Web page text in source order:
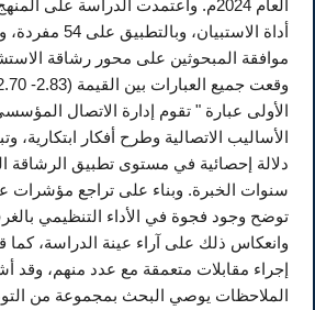
العام 2024م. واعتمدت الدراسة على
أداة الاستبيان،
موافقة المبحوثين على محور رشاقة
الأولى عبارة " تقوم إدارة الاتصال
الأساليب الاتصالية وطرح أفكار ابتكارية،
دلالة إحصائية في مستوى تطبيق الرشاقة
سنوات الخبرة. وبناء على تراجع مؤشرات
توضح وجود فجوة في الأداء التنظيمي
وانعكاس ذلك على آراء عينة الدراسة،
إجراء مقابلات متعمقة مع عدد منهم، وقد
الملاحظات يوصي البحث بمجموعة من